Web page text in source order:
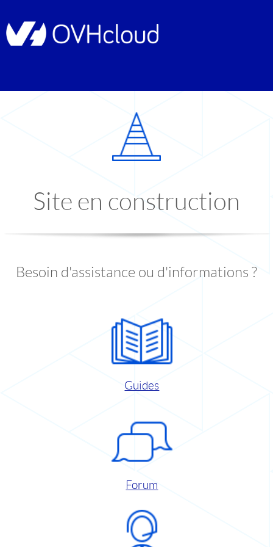
Site en construction
Besoin d'assistance ou d'informations ?
Guides
Forum